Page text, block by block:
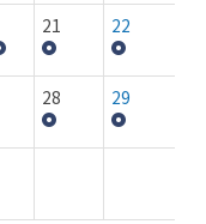
21 22
28 29